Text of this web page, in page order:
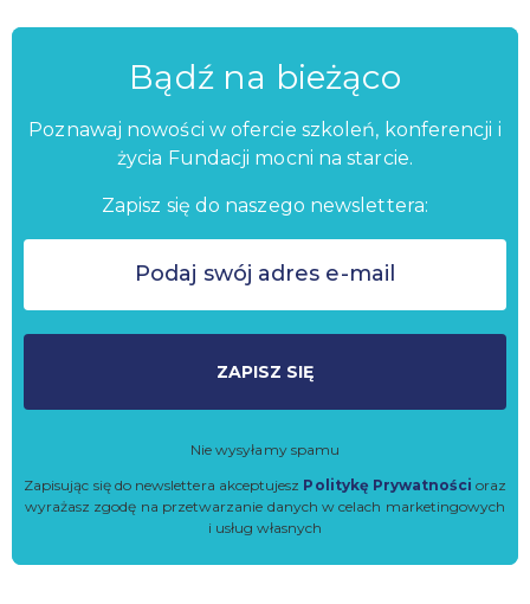
Bądź na bieżąco
Poznawaj nowości w ofercie szkoleń, konferencji i
życia Fundacji mocni na starcie.
Zapisz się do naszego newslettera:
ZAPISZ SIĘ
Nie wysyłamy spamu
Zapisując się do newslettera akceptujesz Politykę Prywatności oraz
wyrażasz zgodę na przetwarzanie danych w celach marketingowych
i usług własnych